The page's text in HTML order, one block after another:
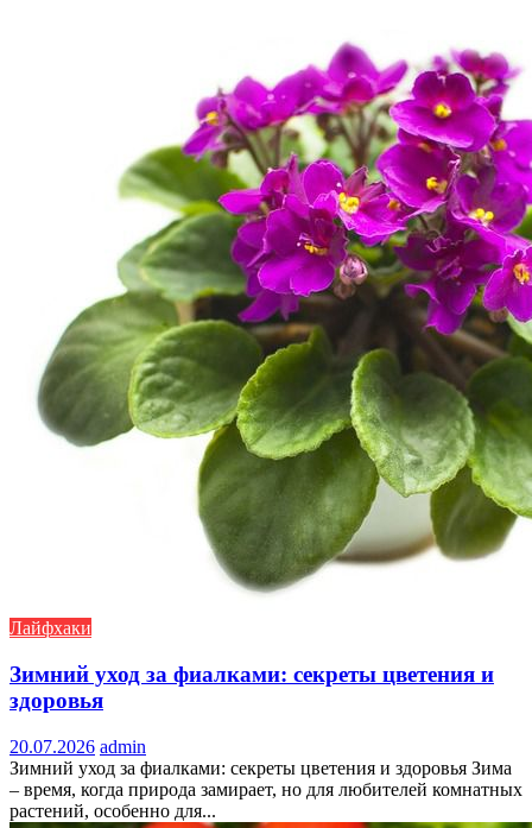
Лайфхаки
Зимний уход за фиалками: секреты цветения и
здоровья
20.07.2026 admin
Зимний уход за фиалками: секреты цветения и здоровья Зима
– время, когда природа замирает, но для любителей комнатных
растений, особенно для...